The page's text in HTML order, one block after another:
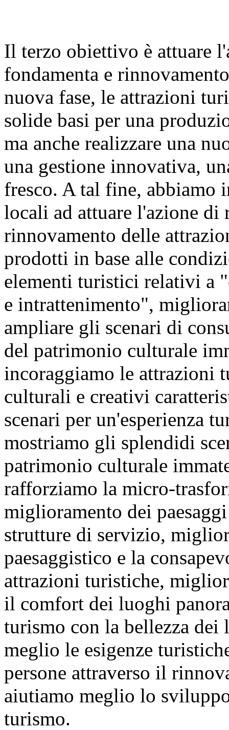
Il terzo obiettivo è attuare
fondamenta e
nuova fase, le attrazioni
solide basi per una
ma anche realizzare una
una gestione innovativa,
fresco. A tal fine, abbiamo
locali ad attuare l'azione di
rinnovamento delle
prodotti in base alle
elementi turistici relativi a
e intrattenimento",
ampliare gli scenari di
del patrimonio culturale
incoraggiamo le attrazioni
culturali e creativi
scenari per un'esperienza
mostriamo gli splendidi
patrimonio culturale
rafforziamo la micro-
miglioramento dei
strutture di servizio,
paesaggistico e la
attrazioni turistiche,
il comfort dei luoghi
turismo con la bellezza
meglio le esigenze
persone attraverso il
aiutiamo meglio lo
turismo.